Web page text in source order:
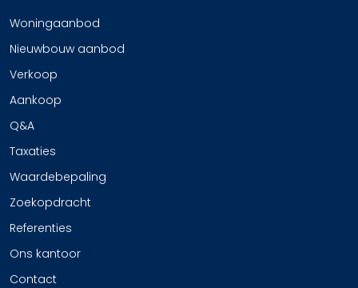
Woningaanbod
Nieuwbouw aanbod
Verkoop
Aankoop
Q&A
Taxaties
Waardebepaling
Zoekopdracht
Referenties
Ons kantoor
Contact